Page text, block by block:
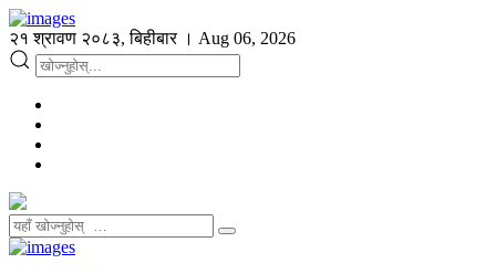
२१ श्रावण २०८३, बिहीबार । Aug 06, 2026